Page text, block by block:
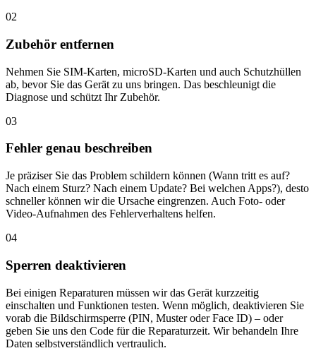
02
Zubehör entfernen
Nehmen Sie SIM-Karten, microSD-Karten und auch Schutzhüllen
ab, bevor Sie das Gerät zu uns bringen. Das beschleunigt die
Diagnose und schützt Ihr Zubehör.
03
Fehler genau beschreiben
Je präziser Sie das Problem schildern können (Wann tritt es auf?
Nach einem Sturz? Nach einem Update? Bei welchen Apps?), desto
schneller können wir die Ursache eingrenzen. Auch Foto- oder
Video-Aufnahmen des Fehlerverhaltens helfen.
04
Sperren deaktivieren
Bei einigen Reparaturen müssen wir das Gerät kurzzeitig
einschalten und Funktionen testen. Wenn möglich, deaktivieren Sie
vorab die Bildschirmsperre (PIN, Muster oder Face ID) – oder
geben Sie uns den Code für die Reparaturzeit. Wir behandeln Ihre
Daten selbstverständlich vertraulich.